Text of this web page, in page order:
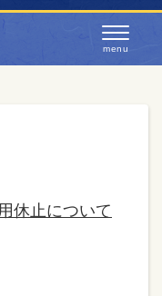
休止について